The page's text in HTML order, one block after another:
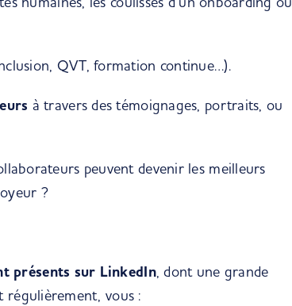
QVT, formation continue…).
à travers des témoignages, portraits, ou
peuvent devenir les meilleurs
?
présents sur LinkedIn, dont une grande
régulièrement, vous :